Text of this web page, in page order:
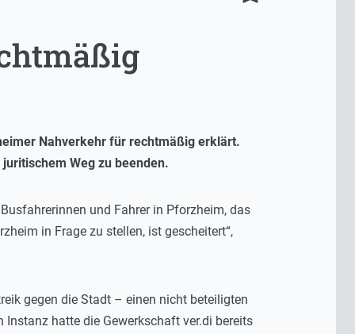
Nahverkehr für rechtmäßig erklärt.
Weg zu beenden.
und Fahrer in Pforzheim, das
in Frage zu stellen, ist gescheitert“,
gegen die Stadt – einen nicht beteiligten
hatte die Gewerkschaft ver.di bereits